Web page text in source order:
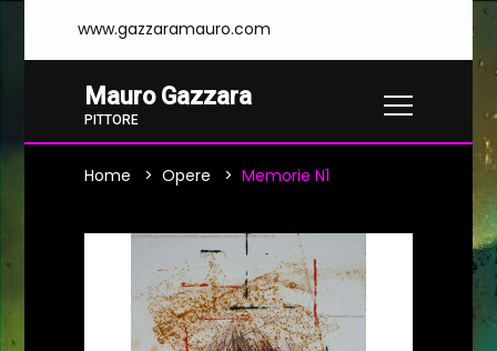
www.gazzaramauro.com
Mauro Gazzara
PITTORE
Home Opere Memorie N1